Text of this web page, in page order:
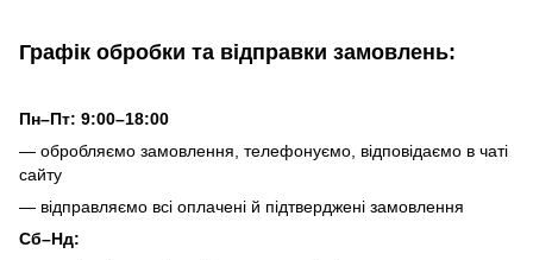
Графік обробки та відправки замовлень:
Пн–Пт: 9:00–18:00
— обробляємо замовлення, телефонуємо, відповідаємо в чаті
сайту
— відправляємо всі оплачені й підтверджені замовлення
Сб–Нд: